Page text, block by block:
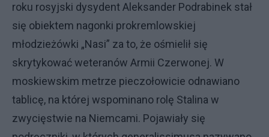
roku rosyjski dysydent Aleksander Podrabinek stał
się obiektem nagonki prokremlowskiej
młodzieżówki „Nasi” za to, że ośmielił się
skrytykować weteranów Armii Czerwonej. W
moskiewskim metrze pieczołowicie odnawiano
tablicę, na której wspominano rolę Stalina w
zwycięstwie na Niemcami. Pojawiały się